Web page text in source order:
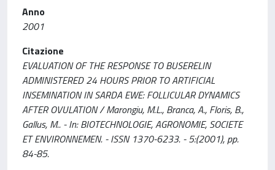
Anno
2001
Citazione
EVALUATION OF THE RESPONSE TO BUSERELIN
ADMINISTERED 24 HOURS PRIOR TO ARTIFICIAL
INSEMINATION IN SARDA EWE: FOLLICULAR DYNAMICS
AFTER OVULATION / Marongiu, M.L., Branca, A., Floris, B.,
Gallus, M.. - In: BIOTECHNOLOGIE, AGRONOMIE, SOCIETE
ET ENVIRONNEMEN. - ISSN 1370-6233. - 5:(2001), pp.
84-85.